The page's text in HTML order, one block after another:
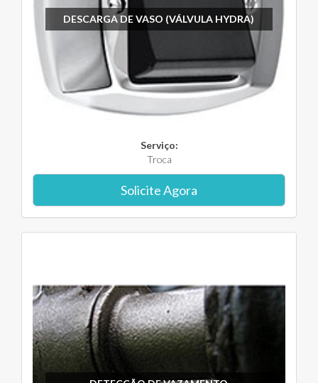
DESCARGA DE VASO (VÁLVULA HYDRA)
Serviço:
Troca
Solicite Agora